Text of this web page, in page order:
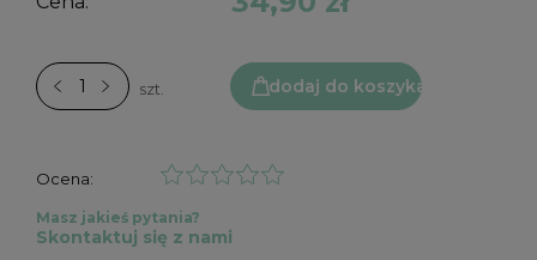
szt. dodaj do koszyka
Ocena:
Masz jakieś pytania?
Skontaktuj się z nami